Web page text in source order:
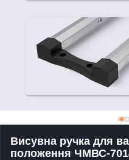
Висувна ручка для
положення ЧМВС-